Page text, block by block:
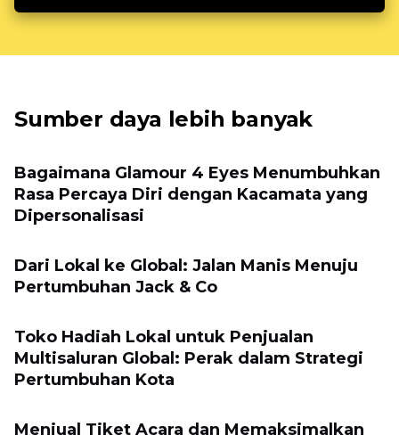
Sumber daya lebih banyak
Bagaimana Glamour 4 Eyes Menumbuhkan
Rasa Percaya Diri dengan Kacamata yang
Dipersonalisasi
Dari Lokal ke Global: Jalan Manis Menuju
Pertumbuhan Jack & Co
Toko Hadiah Lokal untuk Penjualan
Multisaluran Global: Perak dalam Strategi
Pertumbuhan Kota
Menjual Tiket Acara dan Memaksimalkan